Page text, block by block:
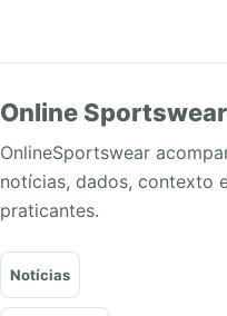
Online Sportswear
OnlineSportswear
notícias, dados, contexto
praticantes.
Notícias